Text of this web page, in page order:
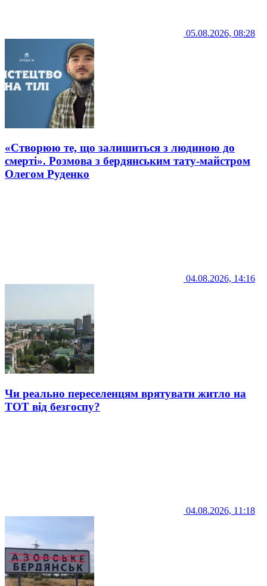
05.08.2026, 08:28
«Створюю те, що залишиться з людиною до
смерті». Розмова з бердянським тату-майстром
Олегом Руденко
04.08.2026, 14:16
Чи реально переселенцям врятувати житло на
ТОТ від безгоспу?
04.08.2026, 11:18